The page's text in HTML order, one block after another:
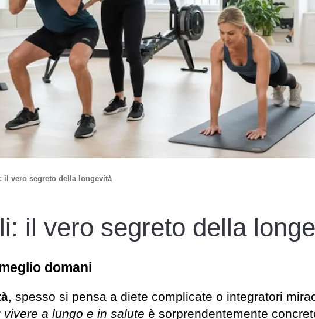
il vero segreto della longevità
il vero segreto della
domani
, spesso si pensa a diete complicate o integratori
vivere a lungo e in salute è sorprendentemente